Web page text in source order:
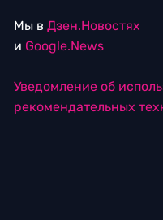
Мы в Дзен.Новостях
и Google.News
Уведомление об
рекомендательных